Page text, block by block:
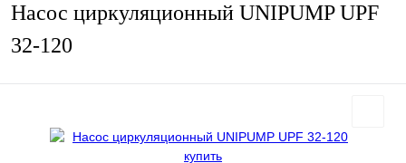
Насос циркуляционный UNIPUMP UPF
32-120